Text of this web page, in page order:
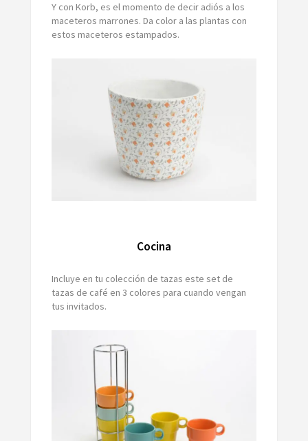
Y con Korb, es el momento de decir adiós a los
maceteros marrones. Da color a las plantas con
estos maceteros estampados.
Cocina
Incluye en tu colección de tazas este set de
tazas de café en 3 colores para cuando vengan
tus invitados.